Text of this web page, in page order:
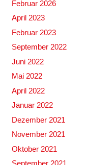
Februar 2026
April 2023
Februar 2023
September 2022
Juni 2022
Mai 2022
April 2022
Januar 2022
Dezember 2021
November 2021
Oktober 2021
September 2021